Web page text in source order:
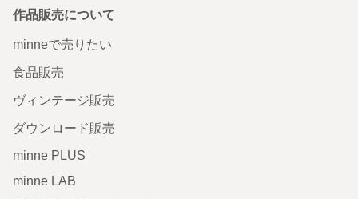
作品販売について
minneで売りたい
食品販売
ヴィンテージ販売
ダウンロード販売
minne PLUS
minne LAB